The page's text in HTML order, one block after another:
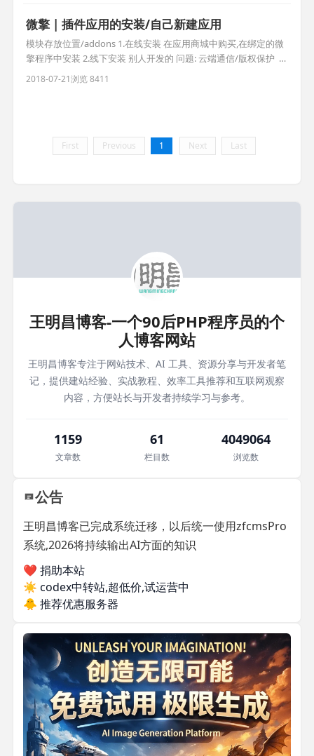
微擎 | 插件应用的安装/自己新建应用
模块存放位置/addons 1.在线安装 在应用商城中购买,在绑定的微
擎程序中安装 2.线下安装 别人开发的 问题: 云端通信/版权保护 ￼ 解
决方案: 修改打开 \framework\model\cloud.mod.php 文件， 有
三处需要修改 1、注释掉第23、24、25行代码（位于函数
2018-07-21浏览 8411
First Previous 1 Next Last
王明昌博客-一个90后PHP程序员的个
人博客网站
王明昌博客专注于网站技术、AI 工具、资源分享与开发者笔
记，提供建站经验、实战教程、效率工具推荐和互联网观察
内容，方便站长与开发者持续学习与参考。
1159
文章数
61
栏目数
4049064
浏览数
公告
王明昌博客已完成系统迁移，以后统一使用zfcmsPro
系统,2026将持续输出AI方面的知识
❤️ 捐助本站
☀️ codex中转站,超低价,试运营中
🐥 推荐优惠服务器